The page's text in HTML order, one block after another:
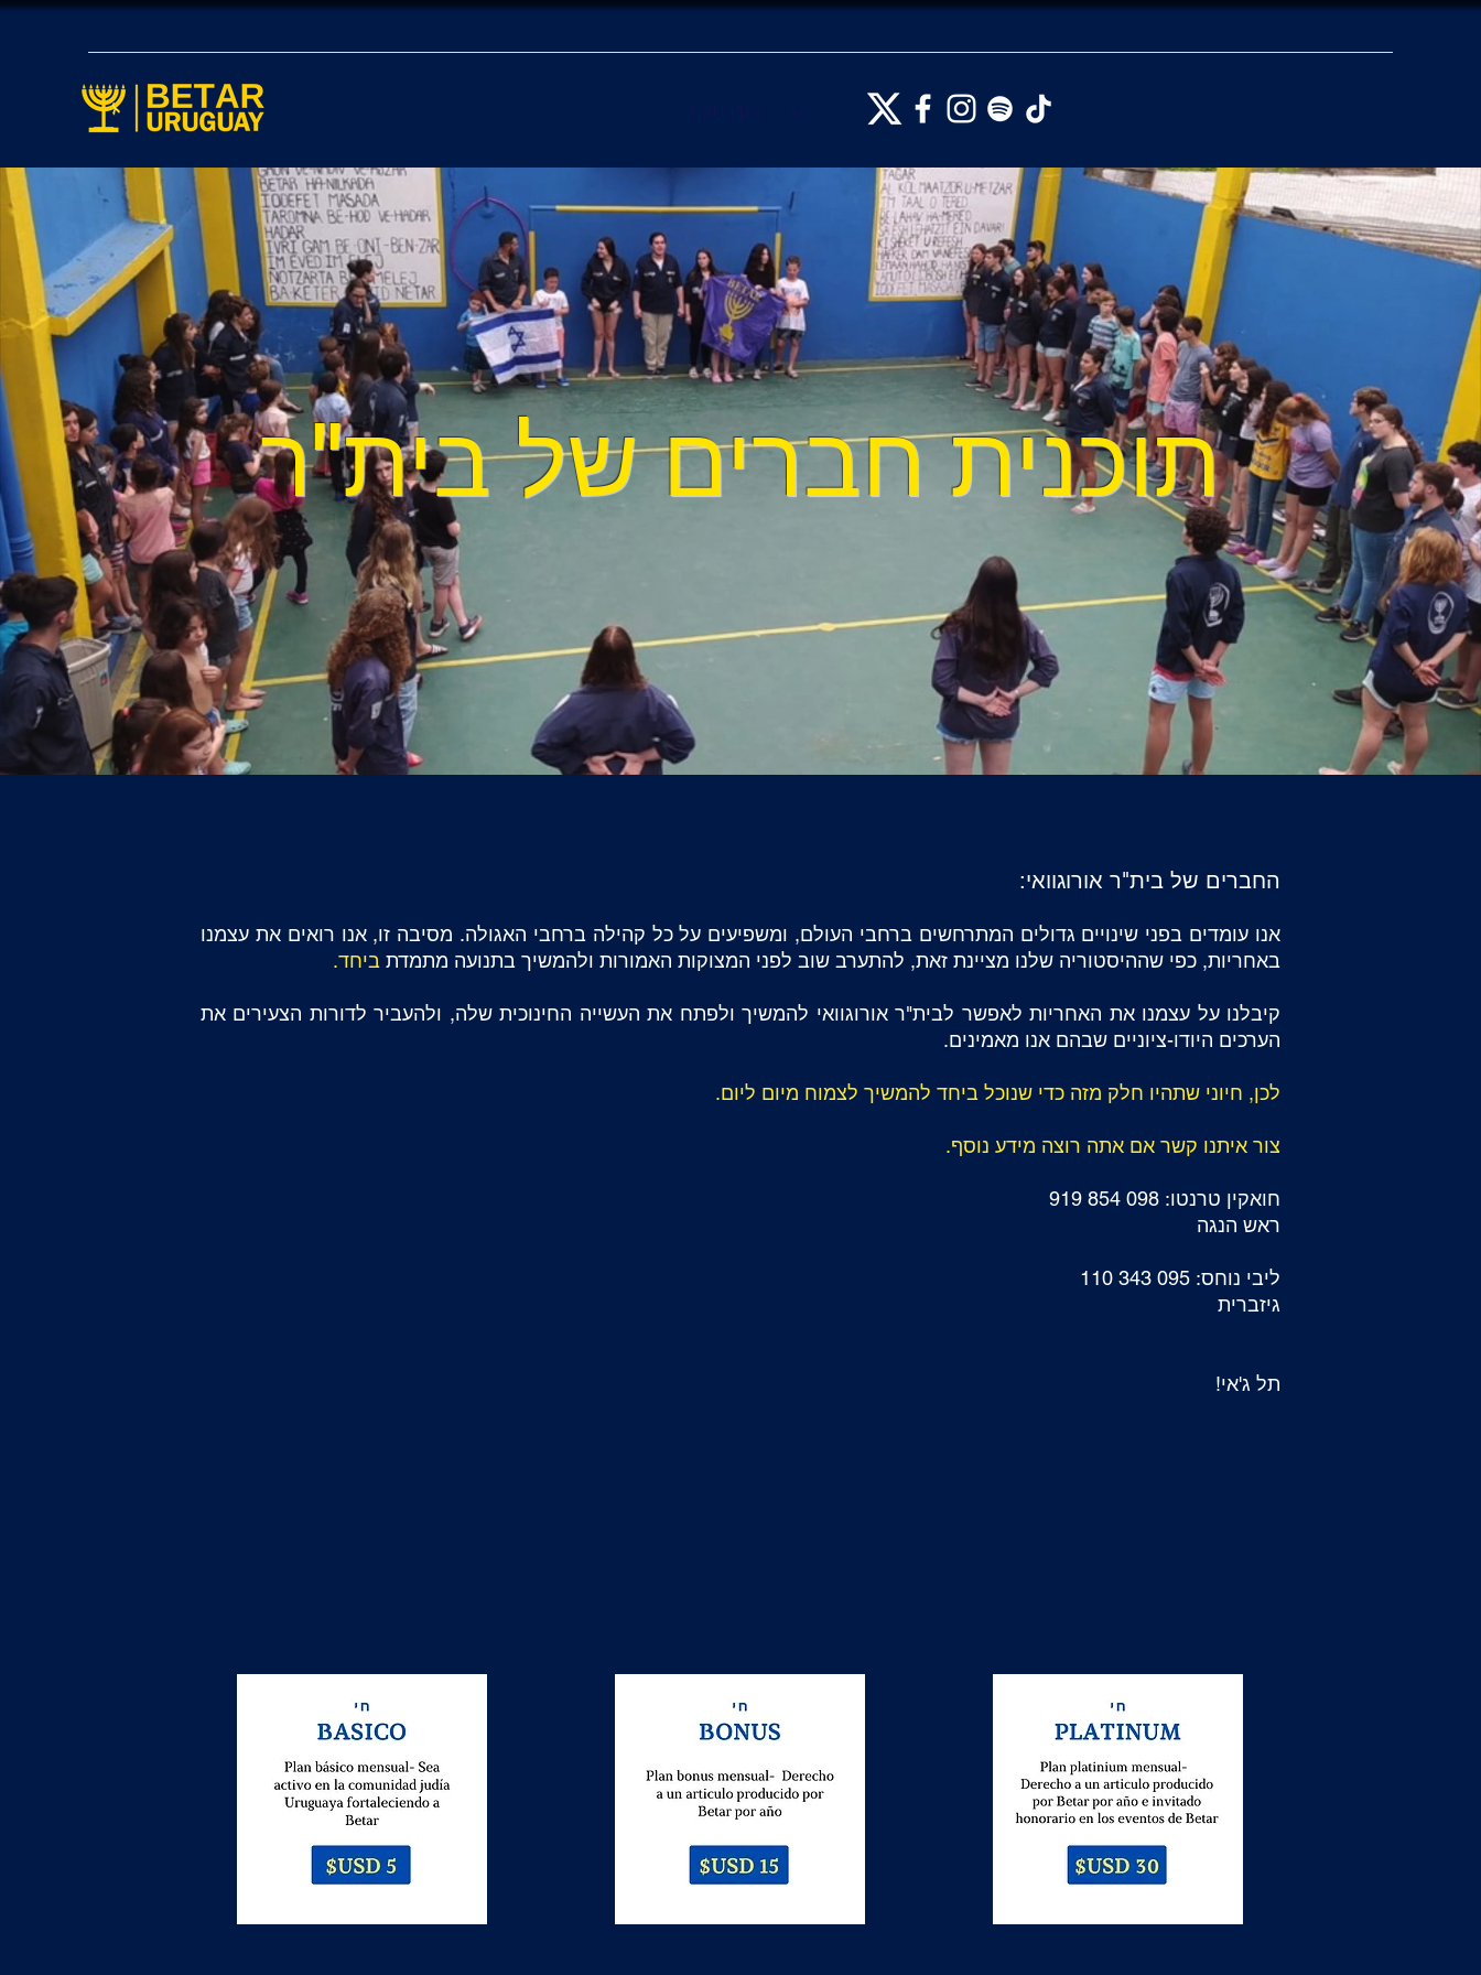
תוכנית חברים של בית"ר
החברים של בית"ר אורוגוואי:
אנו עומדים בפני שינויים גדולים המתרחשים ברחבי העולם, ומשפיעים על כל קהילה ברחבי האגולה. מסיבה זו, אנו רואים את עצמנו
באחריות, כפי שההיסטוריה שלנו מציינת זאת, להתערב שוב לפני המצוקות האמורות ולהמשיך בתנועה מתמדת ביחד.
קיבלנו על עצמנו את האחריות לאפשר לבית"ר אורוגוואי להמשיך ולפתח את העשייה החינוכית שלה, ולהעביר לדורות הצעירים את
הערכים היודו-ציוניים שבהם אנו מאמינים.
לכן, חיוני שתהיו חלק מזה כדי שנוכל ביחד להמשיך לצמוח מיום ליום.
צור איתנו קשר אם אתה רוצה מידע נוסף.
חואקין טרנטו: 098 854 919
ראש הנגה
ליבי נוחס: 095 343 110
גיזברית
תל ג'אי!